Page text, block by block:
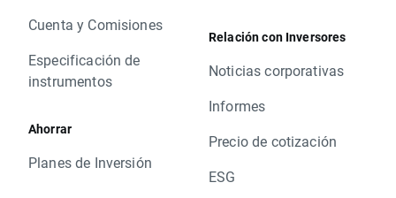
Cuenta y Comisiones
Especificación de
instrumentos
Ahorrar
Planes de Inversión
Relación con Inversores
Noticias corporativas
Informes
Precio de cotización
ESG